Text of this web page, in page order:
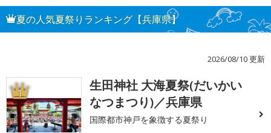
夏の人気夏祭りランキング【兵庫県】
2026/08/10 更新
1
生田神社 大海夏祭(だいかい
なつまつり)／兵庫県
国際都市神戸を象徴する夏祭り